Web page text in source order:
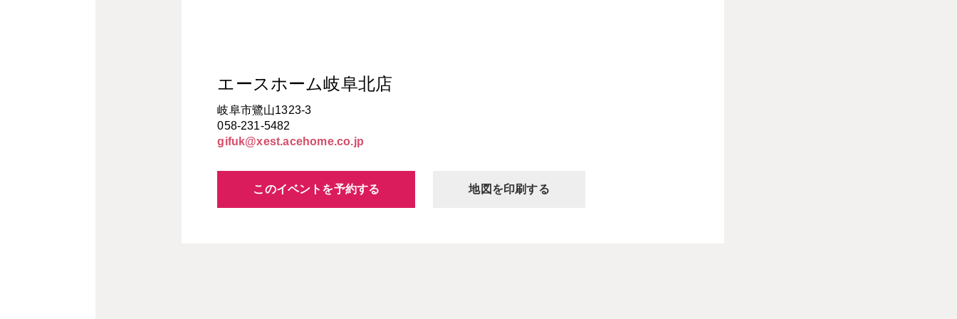
エースホーム岐阜北店
岐阜市鷺山1323-3
058-231-5482
gifuk@xest.acehome.co.jp
このイベントを予約する 地図を印刷する